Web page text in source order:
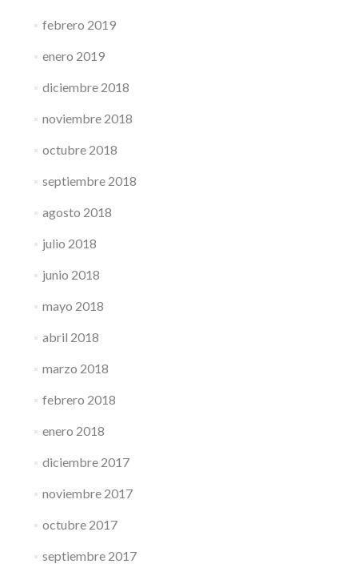
febrero 2019
enero 2019
diciembre 2018
noviembre 2018
octubre 2018
septiembre 2018
agosto 2018
julio 2018
junio 2018
mayo 2018
abril 2018
marzo 2018
febrero 2018
enero 2018
diciembre 2017
noviembre 2017
octubre 2017
septiembre 2017